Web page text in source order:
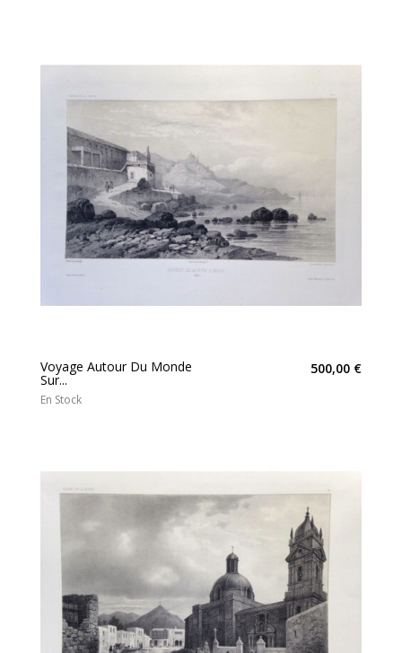
Voyage Autour Du Monde
Sur...
500,00 €
En Stock